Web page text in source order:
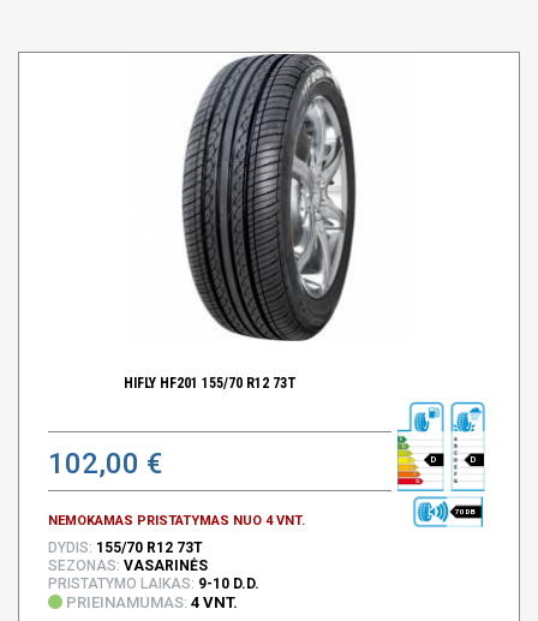
HIFLY HF201 155/70 R12 73T
102,00 €
NEMOKAMAS PRISTATYMAS NUO 4 VNT.
D D
70 DB
DYDIS: 155/70 R12 73T
SEZONAS: VASARINĖS
PRISTATYMO LAIKAS: 9-10 D.D.
PRIEINAMUMAS: 4 VNT.